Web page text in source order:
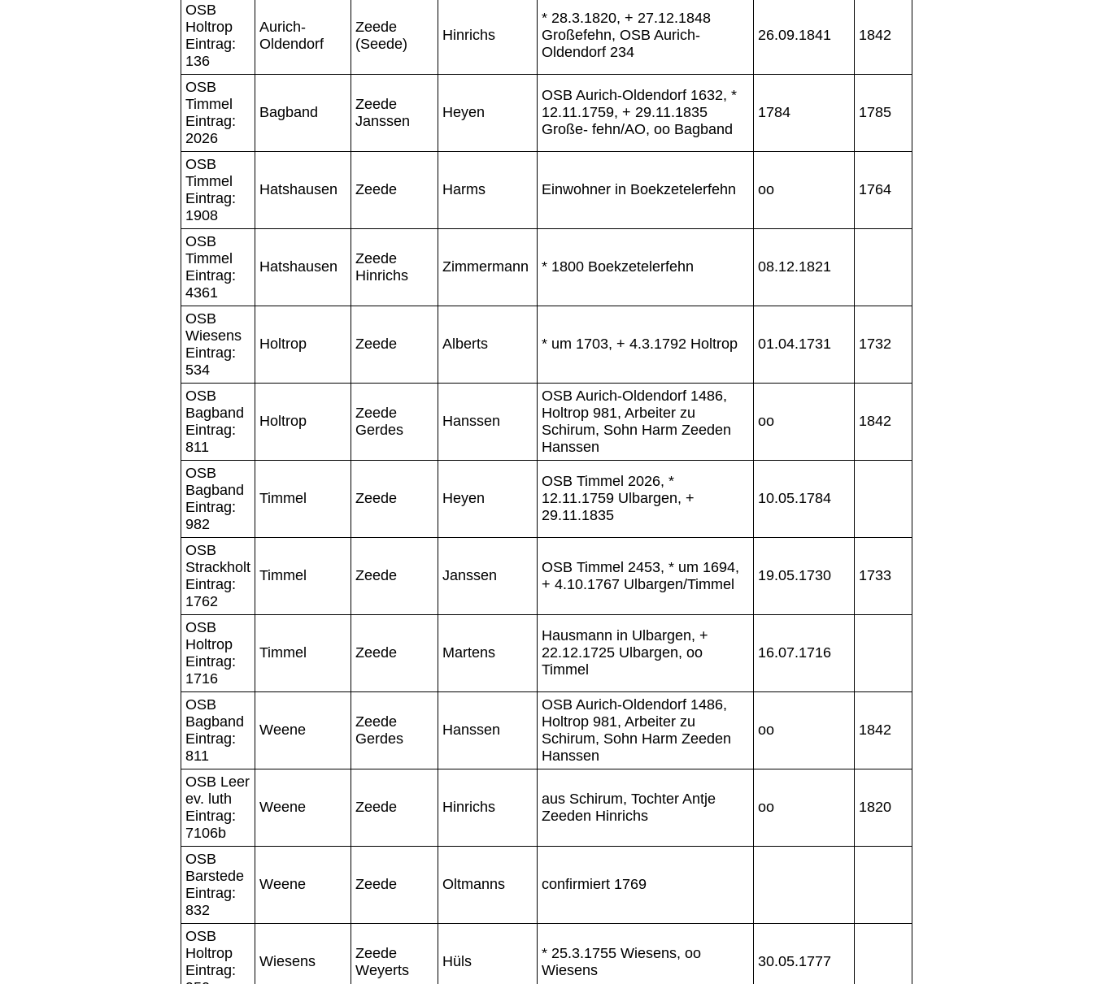
OSB
Holtrop
Eintrag:
136
Aurich-
Oldendorf
Zeede
(Seede)
Hinrichs
* 28.3.1820, + 27.12.1848
Großefehn, OSB Aurich-
Oldendorf 234
26.09.1841 1842
OSB
Timmel
Eintrag:
2026
Bagband
Zeede
Janssen
Heyen
OSB Aurich-Oldendorf 1632, *
12.11.1759, + 29.11.1835
Große- fehn/AO, oo Bagband
1784 1785
OSB
Timmel
Eintrag:
1908
Hatshausen Zeede Harms Einwohner in Boekzetelerfehn oo 1764
OSB
Timmel
Eintrag:
4361
Hatshausen
Zeede
Hinrichs
Zimmermann * 1800 Boekzetelerfehn 08.12.1821
OSB
Wiesens
Eintrag:
534
Holtrop Zeede Alberts * um 1703, + 4.3.1792 Holtrop 01.04.1731 1732
OSB
Bagband
Eintrag:
811
Holtrop
Zeede
Gerdes
Hanssen
OSB Aurich-Oldendorf 1486,
Holtrop 981, Arbeiter zu
Schirum, Sohn Harm Zeeden
Hanssen
oo 1842
OSB
Bagband
Eintrag:
982
Timmel Zeede Heyen
OSB Timmel 2026, *
12.11.1759 Ulbargen, +
29.11.1835
10.05.1784
OSB
Strackholt
Eintrag:
1762
Timmel Zeede Janssen
OSB Timmel 2453, * um 1694,
+ 4.10.1767 Ulbargen/Timmel
19.05.1730 1733
OSB
Holtrop
Eintrag:
1716
Timmel Zeede Martens
Hausmann in Ulbargen, +
22.12.1725 Ulbargen, oo
Timmel
16.07.1716
OSB
Bagband
Eintrag:
811
Weene
Zeede
Gerdes
Hanssen
OSB Aurich-Oldendorf 1486,
Holtrop 981, Arbeiter zu
Schirum, Sohn Harm Zeeden
Hanssen
oo 1842
OSB Leer
ev. luth
Eintrag:
7106b
Weene Zeede Hinrichs
aus Schirum, Tochter Antje
Zeeden Hinrichs
oo 1820
OSB
Barstede
Eintrag:
832
Weene Zeede Oltmanns confirmiert 1769
OSB
Holtrop
Eintrag:
Wiesens
Zeede
Weyerts
Hüls
* 25.3.1755 Wiesens, oo
Wiesens
30.05.1777